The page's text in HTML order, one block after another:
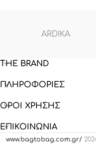
ARDIKA
THE BRAND
ΠΛΗΡΟΦΟΡΙΕΣ
ΟΡΟΙ ΧΡΗΣΗΣ
ΕΠΙΚΟΙΝΩΝΙΑ
www.bagtobag.com.gr/